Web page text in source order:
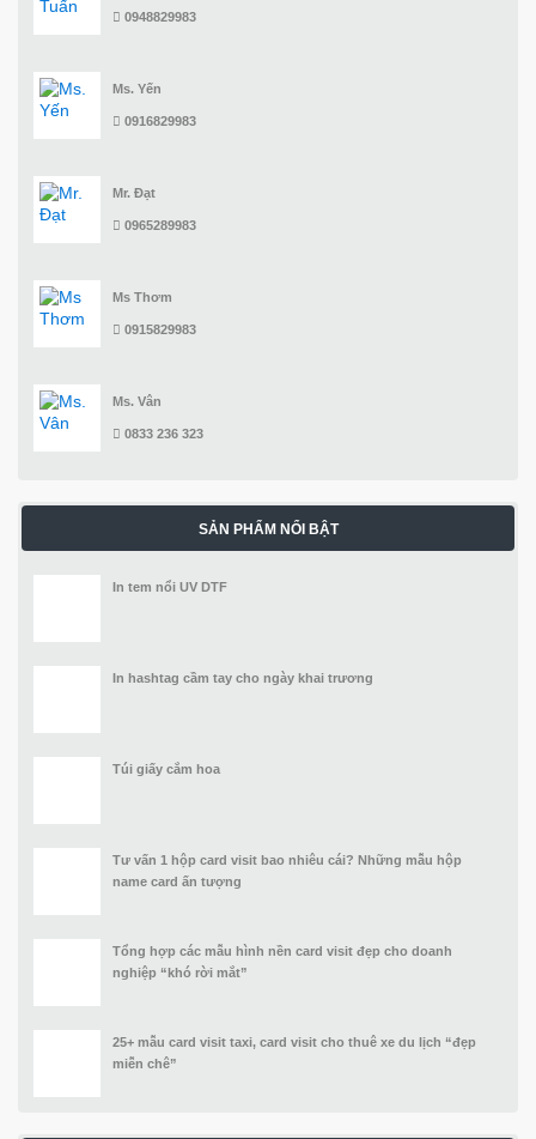
0948829983
Ms. Yến
0916829983
Mr. Đạt
0965289983
Ms Thơm
0915829983
Ms. Vân
0833 236 323
SẢN PHẨM NỔI BẬT
In tem nổi UV DTF
In hashtag cầm tay cho ngày khai trương
Túi giấy cắm hoa
Tư vấn 1 hộp card visit bao nhiêu cái? Những mẫu hộp
name card ấn tượng
Tổng hợp các mẫu hình nền card visit đẹp cho doanh
nghiệp “khó rời mắt”
25+ mẫu card visit taxi, card visit cho thuê xe du lịch “đẹp
miễn chê”